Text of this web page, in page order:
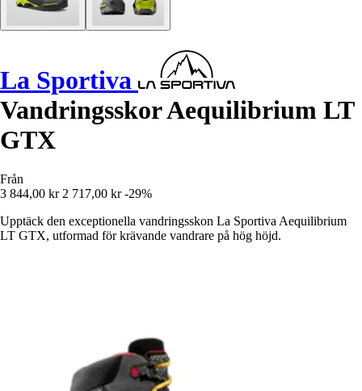
La Sportiva
Vandringsskor Aequilibrium LT
GTX
Från
3 844,00 kr 2 717,00 kr -29%
Upptäck den exceptionella vandringsskon La Sportiva Aequilibrium
LT GTX, utformad för krävande vandrare på hög höjd.